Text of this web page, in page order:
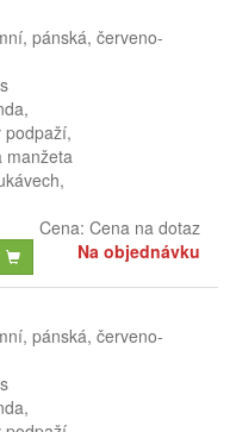
pánská, červeno-
podpaží,
manžeta
Cena: Cena na dotaz
Na objednávku
pánská, červeno-